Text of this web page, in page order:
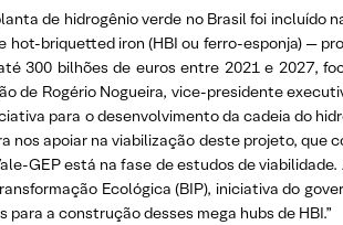
de hidrogênio verde no Brasil foi
hot-briquetted iron (HBI ou ferro-esponja) —
300 bilhões de euros entre 2021 e 2027,
Rogério Nogueira, vice-presidente
para o desenvolvimento da cadeia do
apoiar na viabilização deste projeto, que
GEP está na fase de estudos de
Ecológica (BIP), iniciativa do
a construção desses mega hubs de HBI.”